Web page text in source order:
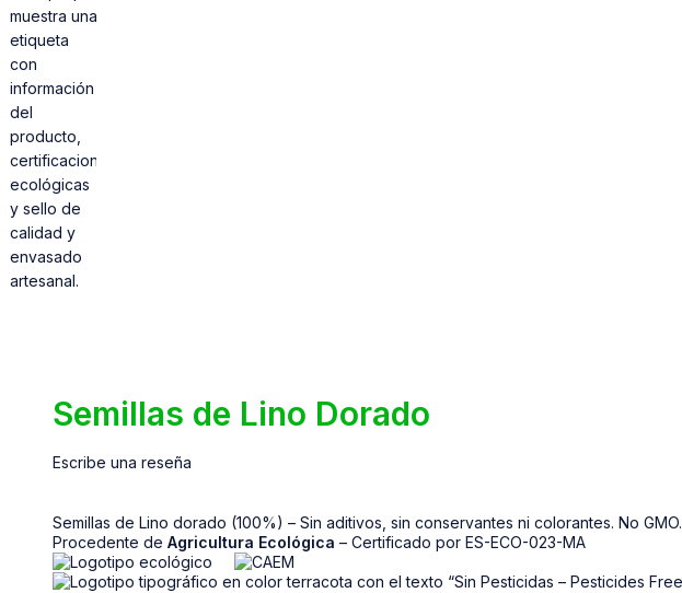
Semillas de Lino Dorado
Escribe una reseña
Semillas de Lino dorado (100%) – Sin aditivos, sin conservantes ni colorantes. No GMO.
Procedente de Agricultura Ecológica – Certificado por ES-ECO-023-MA